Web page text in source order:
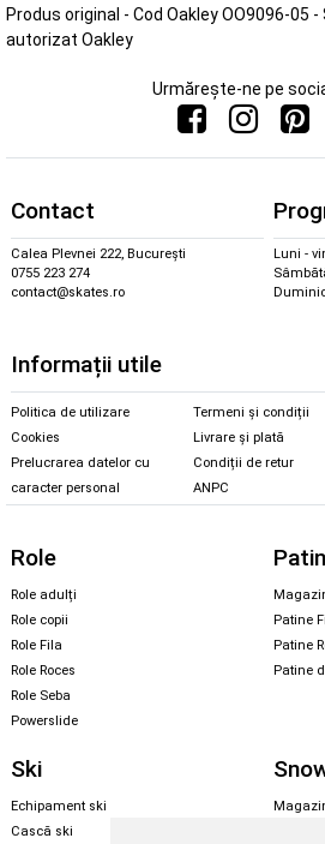
Produs original - Cod Oakley OO9096-05
autorizat Oakley
Urmărește-ne pe
Contact
Calea Plevnei 222, București
0755 223 274
contact@skates.ro
Luni -
Informații utile
Politica de utilizare
Cookies
Prelucrarea datelor cu
caracter personal
Termeni și condiții
Livrare și plată
Condiții de retur
ANPC
Role
Role adulți
Role copii
Role Fila
Role Roces
Role Seba
Powerslide
Patine
Patine
Patine
Ski
Echipament ski
Cască ski